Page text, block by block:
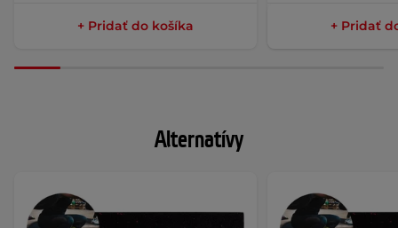
+ Pridať do košíka + Pridať
Alternatívy